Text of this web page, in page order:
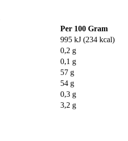
Per 100 Gram
995 kJ (234 kcal)
0,2 g
0,1 g
57 g
54 g
0,3 g
3,2 g